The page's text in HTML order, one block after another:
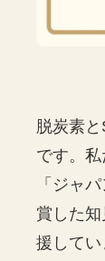
脱炭素
です。
「ジャ
賞した
援してい